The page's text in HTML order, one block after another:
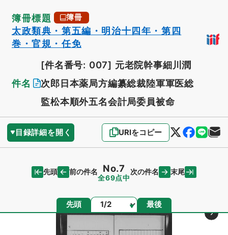
簿冊標題 簿冊
太政類典・第五編・明治十四年・第四
巻・官規・任免
件名
[件名番号: 007] 元老院幹事細川潤
次郎日本薬局方編纂総裁陸軍軍医総
監松本順外五名会計局委員被命
目録詳細を開く URIをコピー
先頭 前の件名 No.7
全69点中
次の件名 末尾
先頭 ページ 最後